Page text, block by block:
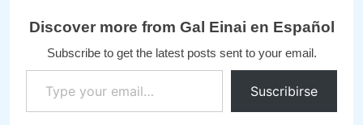
Discover more from Gal Einai en Español
Subscribe to get the latest posts sent to your email.
Type your email…
Suscribirse